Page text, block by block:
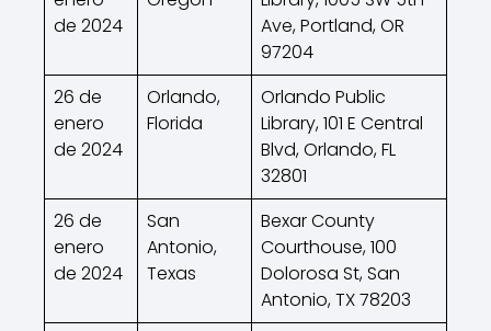
de 2024
Ave, Portland, OR
97204
26 de
enero
de 2024
Orlando,
Florida
Orlando Public
Library, 101 E Central
Blvd, Orlando, FL
32801
26 de
enero
de 2024
San
Antonio,
Texas
Bexar County
Courthouse, 100
Dolorosa St, San
Antonio, TX 78203